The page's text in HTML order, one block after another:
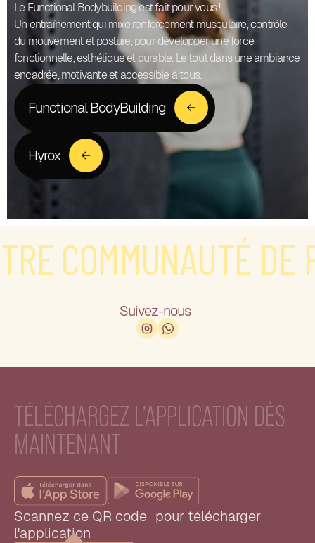
Le Functional Bodybuilding est fait pour vous !
Un entraînement qui mixe renforcement musculaire, contrôle
du mouvement et posture, pour développer une force
fonctionnelle, esthétique et durable. Le tout dans une ambiance
encadrée, motivante et accessible à tous.
Functional BodyBuilding
Hyrox
COMMUNAUTÉ DE
Suivez-nous
TÉLÉCHARGEZ L’APPLICATION DÈS
MAINTENANT
Scannez ce QR code pour télécharger
l'application